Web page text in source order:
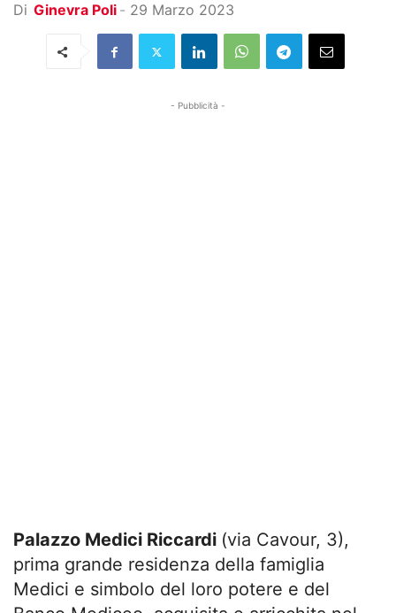
Di Ginevra Poli - 29 Marzo 2023
- Pubblicità -
Palazzo Medici Riccardi (via Cavour, 3),
prima grande residenza della famiglia
Medici e simbolo del loro potere e del